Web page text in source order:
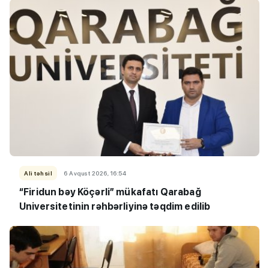
Ali təhsil 6 Avqust 2026, 16:54
“Firidun bəy Köçərli” mükafatı Qarabağ
Universitetinin rəhbərliyinə təqdim edilib